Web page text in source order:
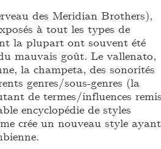
des Meridian Brothers),
à tout les types de
la plupart ont souvent été
mauvais goût. Le vallenato,
la champeta, des sonorités
genres/sous-genres (la
de termes/influences remis
encyclopédie de styles
crée un nouveau style ayant